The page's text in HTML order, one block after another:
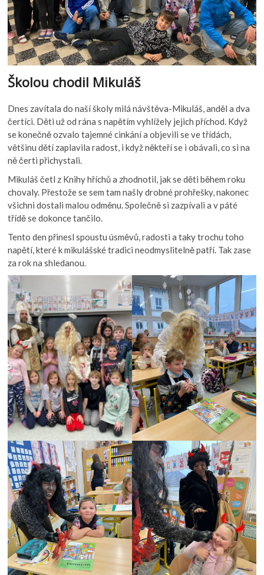
Školou chodil Mikuláš
Dnes zavítala do naší školy milá návštěva-Mikuláš, anděl a dva
čertíci. Děti už od rána s napětím vyhlížely jejich příchod. Když
se konečně ozvalo tajemné cinkání a objevili se ve třídách,
většinu dětí zaplavila radost, i když někteří se i obávali, co si na
ně čerti přichystali.
Mikuláš četl z Knihy hříchů a zhodnotil, jak se děti během roku
chovaly. Přestože se sem tam našly drobné prohřešky, nakonec
všichni dostali malou odměnu. Společně si zazpívali a v páté
třídě se dokonce tančilo.
Tento den přinesl spoustu úsměvů, radosti a taky trochu toho
napětí, které k mikulášské tradici neodmyslitelně patří. Tak zase
za rok na shledanou.